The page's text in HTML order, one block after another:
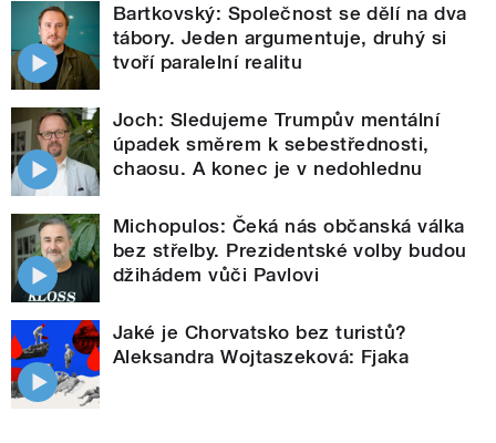
Bartkovský: Společnost se dělí na dva
tábory. Jeden argumentuje, druhý si
tvoří paralelní realitu
Joch: Sledujeme Trumpův mentální
úpadek směrem k sebestřednosti,
chaosu. A konec je v nedohlednu
Michopulos: Čeká nás občanská válka
bez střelby. Prezidentské volby budou
džihádem vůči Pavlovi
Jaké je Chorvatsko bez turistů?
Aleksandra Wojtaszeková: Fjaka